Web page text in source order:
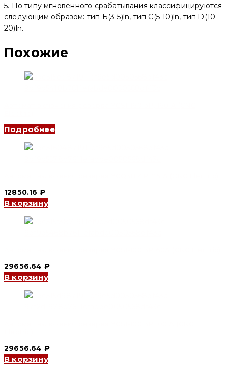
5. По типу мгновенного срабатывания классифицируются
следующим образом: тип Б(3-5)ln, тип C(5-10)ln, тип D(10-
20)ln.
Похожие
Подробнее
12850.16 ₽
В корзину
29656.64 ₽
В корзину
29656.64 ₽
В корзину